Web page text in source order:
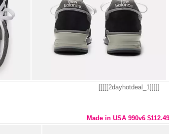
[[[[[2dayhotdeal_1]]]]]
Made in USA 990v6 $112.49